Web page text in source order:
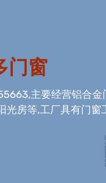
门窗
主要经营铝合金
光房等,工厂具有门窗
窗组装生产线,及中空